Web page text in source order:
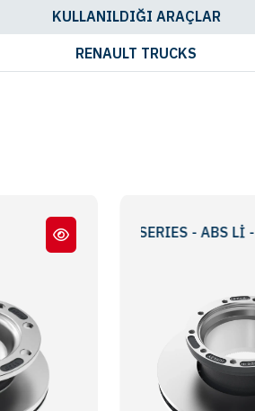
KULLANILDIĞI ARAÇLAR
RENAULT TRUCKS
- LM - TA SERIES - ABS Lİ - WITH ABS